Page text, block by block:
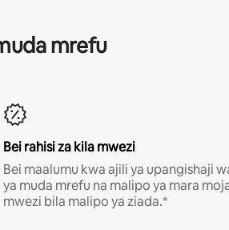
mrefu
Bei rahisi za kila mwezi
Bei maalumu kwa ajili ya upangishaji
ya muda mrefu na malipo ya mara
mwezi bila malipo ya ziada.*